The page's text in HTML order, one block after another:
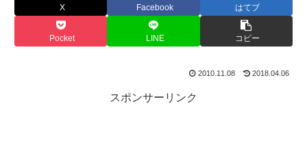
X Facebook はてブ
Pocket LINE コピー
2010.11.08 2018.04.06
スポンサーリンク